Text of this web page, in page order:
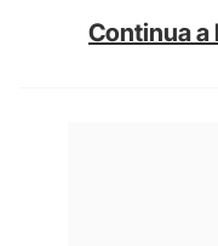
Continua a